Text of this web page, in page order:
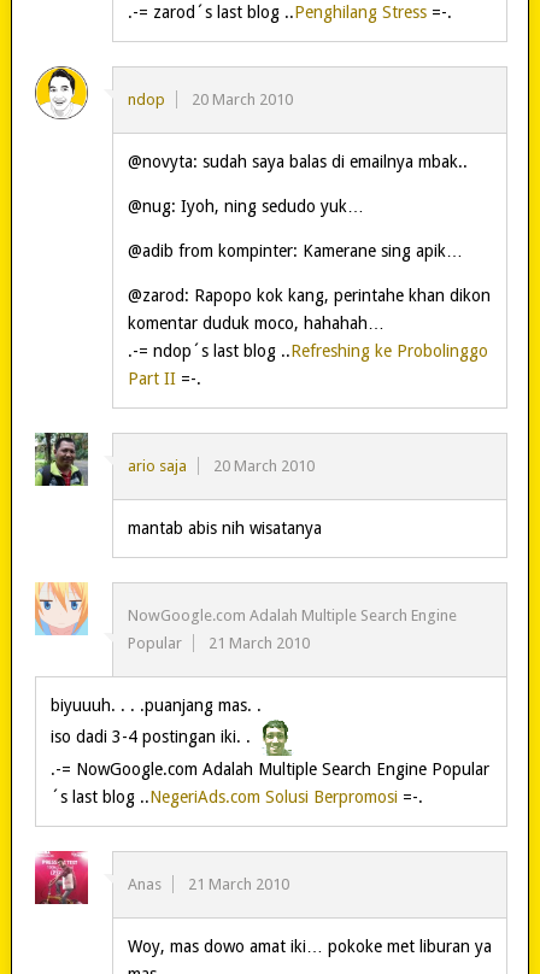
.-= zarod´s last blog ..Penghilang Stress=-.
ndop 20 March 2010
@novyta: sudah saya balas di emailnya mbak..
@nug: Iyoh, ning sedudo yuk…
@adib from kompinter: Kamerane sing apik…
@zarod: Rapopo kok kang, perintahe khan dikon
komentar duduk moco, hahahah…
.-= ndop´s last blog ..Refreshing ke Probolinggo
Part II=-.
ario saja 20 March 2010
mantab abis nih wisatanya
NowGoogle.com Adalah Multiple Search Engine
Popular
21 March 2010
biyuuuh. . . .puanjang mas. .
iso dadi 3-4 postingan iki. .
.-= NowGoogle.com Adalah Multiple Search Engine Popular
´s last blog ..NegeriAds.com Solusi Berpromosi=-.
Anas 21 March 2010
Woy, mas dowo amat iki… pokoke met liburan ya